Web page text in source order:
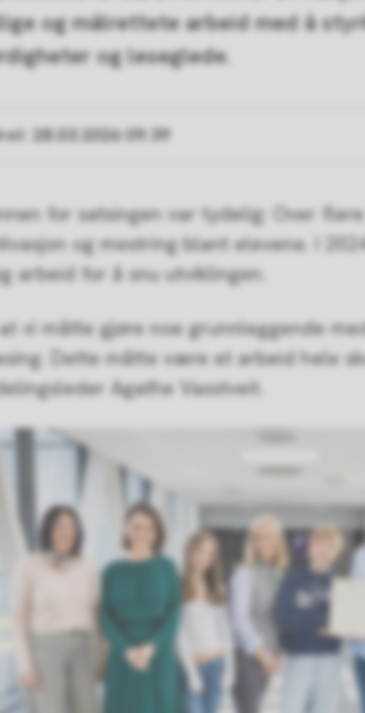
og målrettete arbeid med å
og leseglede.
28.03.2026 09.39
for satsingen var tydelig: Over
og mestring blant elevene. I
arbeid for å snu utviklingen.
at vi måtte gjøre noe grunnleggende
Dette måtte være et arbeid hele
Agathe Vasstveit.